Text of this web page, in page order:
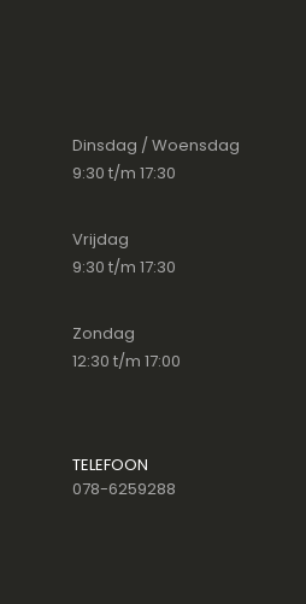
Dinsdag / Woensdag
9:30 t/m 17:30
Vrijdag
9:30 t/m 17:30
Zondag
12:30 t/m 17:00
TELEFOON
078-6259288